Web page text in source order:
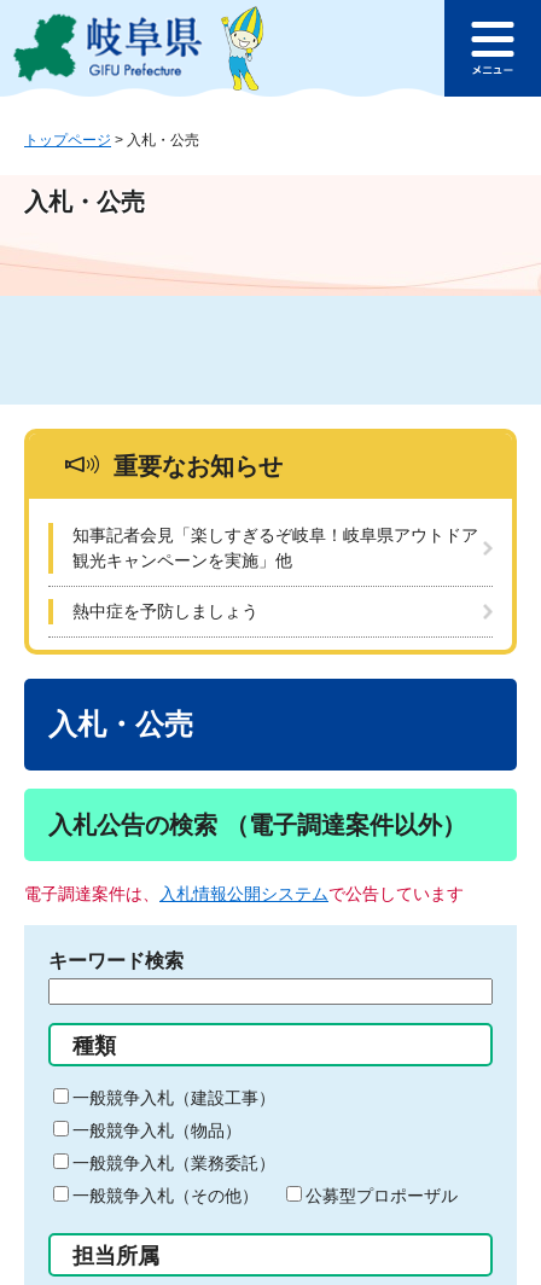
ジ
ュ
文
このページの本文へ
ュ
トップページ > 入札・公売
入札・公売
重要なお知らせ
知事記者会見「楽しすぎるぞ岐阜！岐阜県アウトドア
観光キャンペーンを実施」他
熱中症を予防しましょう
入札・公売
入札公告の検索 （電子調達案件以外）
電子調達案件は、 入札情報公開システムで公告しています
キーワード検索
る
キ
ー
ワ
ー
ド
入
力
種類
一般競争入札（建設工事）
一般競争入札（物品）
一般競争入札（業務委託）
一般競争入札（その他）
公募型プロポーザル
担当所属